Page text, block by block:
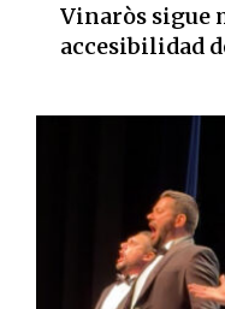
Vinaròs sigue
accesibilidad